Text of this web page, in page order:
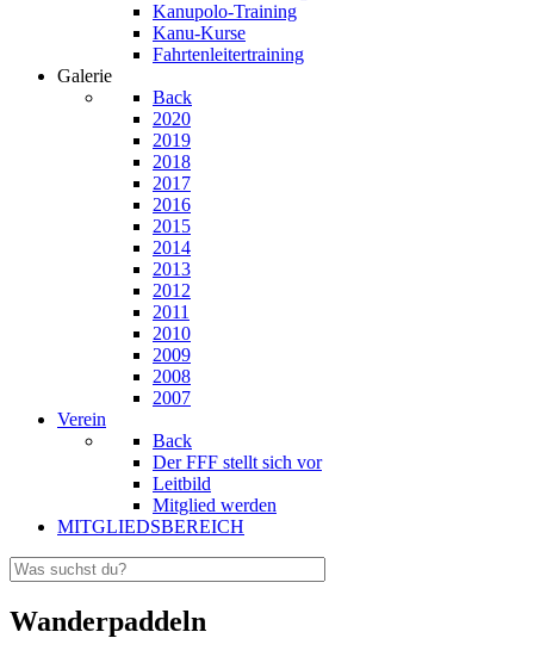
Kanupolo-Training
Kanu-Kurse
Fahrtenleitertraining
Galerie
Back
2020
2019
2018
2017
2016
2015
2014
2013
2012
2011
2010
2009
2008
2007
Verein
Back
Der FFF stellt sich vor
Leitbild
Mitglied werden
MITGLIEDSBEREICH
Wanderpaddeln